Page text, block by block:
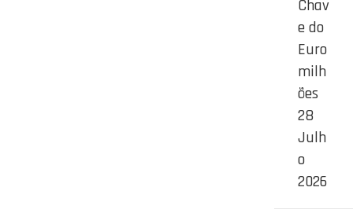
Chav
e do
Euro
milh
ões
28
Julh
o
2026